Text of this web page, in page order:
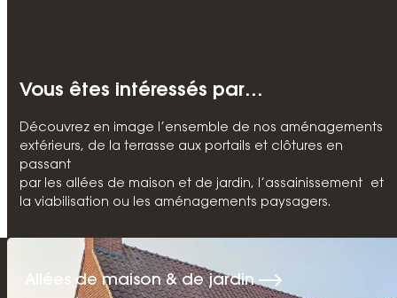
Vous êtes intéressés par…
Découvrez en image l’ensemble de nos aménagements
extérieurs, de la terrasse aux portails et clôtures en
passant
par les allées de maison et de jardin, l’assainissement et
la viabilisation ou les aménagements paysagers.
Allées de maison & de jardin